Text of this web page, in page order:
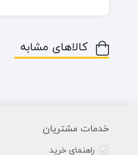
کالاهای مشابه
خدمات مشتریان
راهنمای خرید